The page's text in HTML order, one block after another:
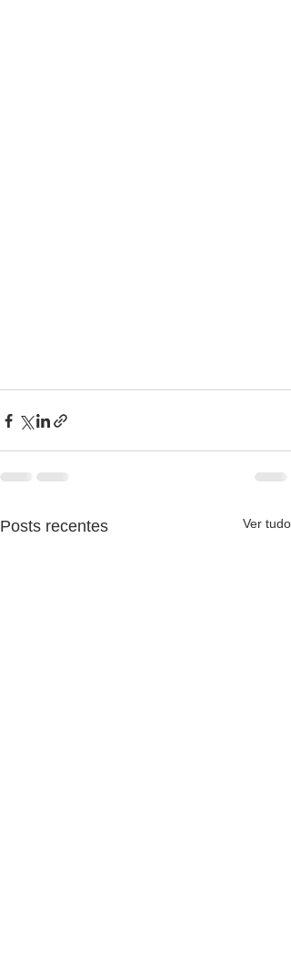
Posts recentes Ver tudo